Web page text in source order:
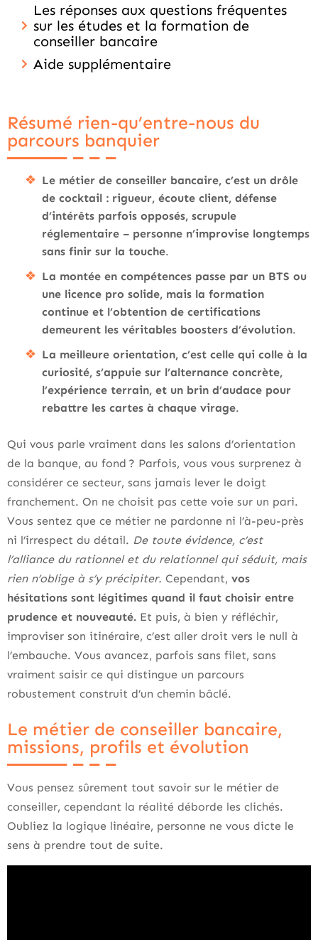
Les réponses aux questions fréquentes
sur les études et la formation de
conseiller bancaire
Aide supplémentaire
Résumé rien-qu’entre-nous du
parcours banquier
Le métier de conseiller bancaire, c’est un drôle
de cocktail : rigueur, écoute client, défense
d’intérêts parfois opposés, scrupule
réglementaire – personne n’improvise longtemps
sans finir sur la touche.
La montée en compétences passe par un BTS ou
une licence pro solide, mais la formation
continue et l’obtention de certifications
demeurent les véritables boosters d’évolution.
La meilleure orientation, c’est celle qui colle à la
curiosité, s’appuie sur l’alternance concrète,
l’expérience terrain, et un brin d’audace pour
rebattre les cartes à chaque virage.
Qui vous parle vraiment dans les salons d’orientation
de la banque, au fond ? Parfois, vous vous surprenez à
considérer ce secteur, sans jamais lever le doigt
franchement. On ne choisit pas cette voie sur un pari.
Vous sentez que ce métier ne pardonne ni l’à-peu-près
ni l’irrespect du détail. De toute évidence, c’est
l’alliance du rationnel et du relationnel qui séduit, mais
rien n’oblige à s’y précipiter. Cependant, vos
hésitations sont légitimes quand il faut choisir entre
prudence et nouveauté. Et puis, à bien y réfléchir,
improviser son itinéraire, c’est aller droit vers le null à
l’embauche. Vous avancez, parfois sans filet, sans
vraiment saisir ce qui distingue un parcours
robustement construit d’un chemin bâclé.
Le métier de conseiller bancaire,
missions, profils et évolution
Vous pensez sûrement tout savoir sur le métier de
conseiller, cependant la réalité déborde les clichés.
Oubliez la logique linéaire, personne ne vous dicte le
sens à prendre tout de suite.